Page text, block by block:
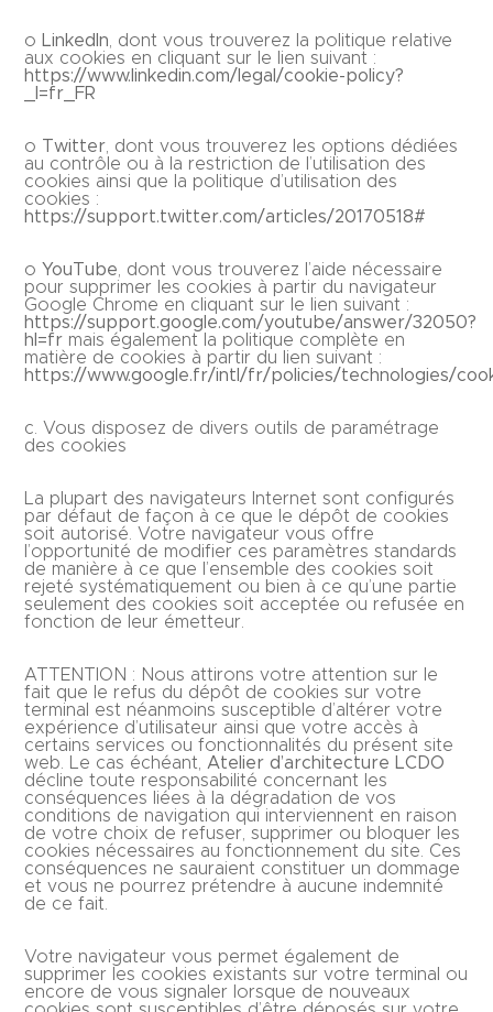
o LinkedIn , dont vous trouverez la politique relative
aux cookies en cliquant sur le lien suivant :
https://www.linkedin.com/legal/cookie-policy?
_l=fr_FR
o Twitter , dont vous trouverez les options dédiées
au contrôle ou à la restriction de l’utilisation des
cookies ainsi que la politique d’utilisation des
cookies :
https://support.twitter.com/articles/20170518#
o YouTube , dont vous trouverez l’aide nécessaire
pour supprimer les cookies à partir du navigateur
Google Chrome en cliquant sur le lien suivant :
https://support.google.com/youtube/answer/32050?
hl=fr mais également la politique complète en
matière de cookies à partir du lien suivant :
https://www.google.fr/intl/fr/policies/technologies/
c. Vous disposez de divers outils de paramétrage
des cookies
La plupart des navigateurs Internet sont configurés
par défaut de façon à ce que le dépôt de cookies
soit autorisé. Votre navigateur vous offre
l’opportunité de modifier ces paramètres standards
de manière à ce que l’ensemble des cookies soit
rejeté systématiquement ou bien à ce qu’une partie
seulement des cookies soit acceptée ou refusée en
fonction de leur émetteur.
ATTENTION : Nous attirons votre attention sur le
fait que le refus du dépôt de cookies sur votre
terminal est néanmoins susceptible d’altérer votre
expérience d’utilisateur ainsi que votre accès à
certains services ou fonctionnalités du présent site
web. Le cas échéant, Atelier d’architecture LCDO
décline toute responsabilité concernant les
conséquences liées à la dégradation de vos
conditions de navigation qui interviennent en raison
de votre choix de refuser, supprimer ou bloquer les
cookies nécessaires au fonctionnement du site. Ces
conséquences ne sauraient constituer un dommage
et vous ne pourrez prétendre à aucune indemnité
de ce fait.
Votre navigateur vous permet également de
supprimer les cookies existants sur votre terminal ou
encore de vous signaler lorsque de nouveaux